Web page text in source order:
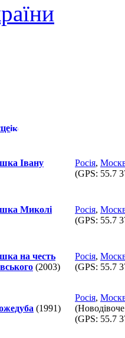
Івану
Росія,
(GPS: 55.7
Миколі
Росія,
(GPS: 55.7
на честь
(2003)
Росія,
(GPS: 55.7
(1991)
Росія,
(GPS: 55.7